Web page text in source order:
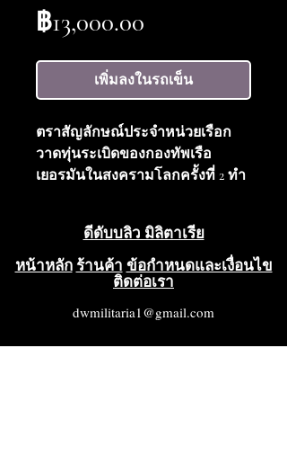
฿13,000.00
เพิ่มลงในรถเข็น
ตราสัญลักษณ์ประจำหน่วยเรือก
วาดทุ่นระเบิดของกองทัพเรือ
เยอรมันในสงครามโลกครั้งที่ 2 ทำ
บน สภาพดีมาก (VG ++++)
ดีดับบลิว มิลิตาเรีย
หน้าหลัก ร้านค้า ข้อกำหนดและเงื่อนไข
ติดต่อเรา
dwmilitaria1@gmail.com